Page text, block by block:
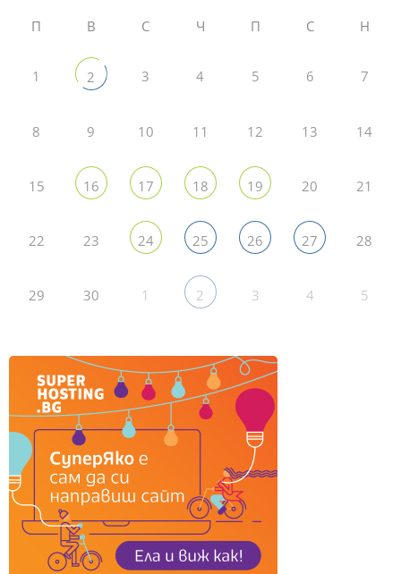
П В С Ч П С Н
1 2 3 4 5 6 7
8 9 10 11 12 13 14
15 16 17 18 19 20 21
22 23 24 25 26 27 28
29 30 1 2 3 4 5